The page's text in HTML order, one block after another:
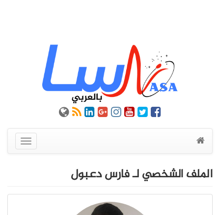
عرض
القائمة
الملف الشخصي لـ فارس دعبول